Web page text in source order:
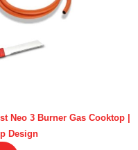
Neo 3 Burner Gas Cooktop |
Design